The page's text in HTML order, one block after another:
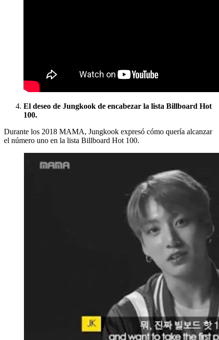
El deseo de Jungkook de encabezar la lista Billboard Hot
100.
Durante los 2018 MAMA, Jungkook expresó cómo quería alcanzar
el número uno en la lista Billboard Hot 100.